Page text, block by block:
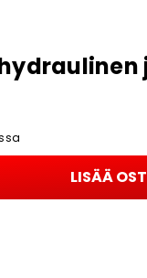
LISÄÄ